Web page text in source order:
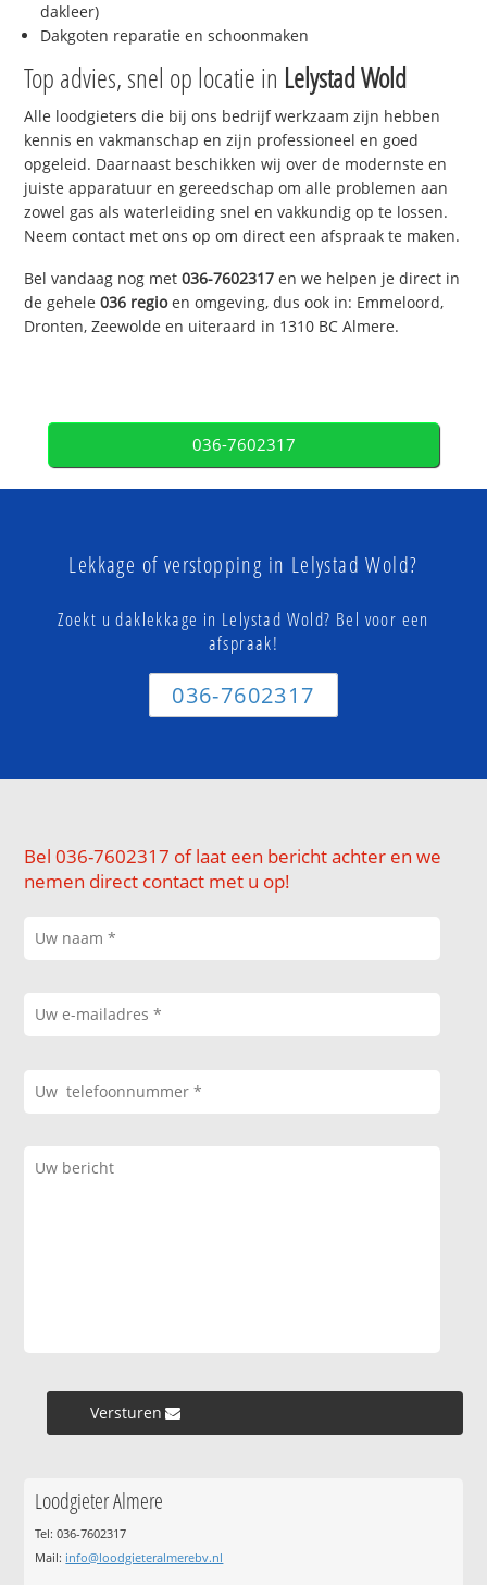
dakleer)
Dakgoten reparatie en schoonmaken
Top advies, snel op locatie in Lelystad Wold
Alle loodgieters die bij ons bedrijf werkzaam zijn hebben
kennis en vakmanschap en zijn professioneel en goed
opgeleid. Daarnaast beschikken wij over de modernste en
juiste apparatuur en gereedschap om alle problemen aan
zowel gas als waterleiding snel en vakkundig op te lossen.
Neem contact met ons op om direct een afspraak te maken.
Bel vandaag nog met036-7602317 en we helpen je direct in
de gehele036 regioen omgeving, dus ook in: Emmeloord,
Dronten, Zeewolde en uiteraard in 1310 BC Almere.
036-7602317
Lekkage of verstopping in Lelystad Wold?
Zoekt u daklekkage in Lelystad Wold? Bel voor een
afspraak!
036-7602317
Bel 036-7602317 of laat een bericht achter en we
nemen direct contact met u op!
Versturen »
Loodgieter Almere
Tel: 036-7602317
Mail: info@loodgieteralmerebv.nl